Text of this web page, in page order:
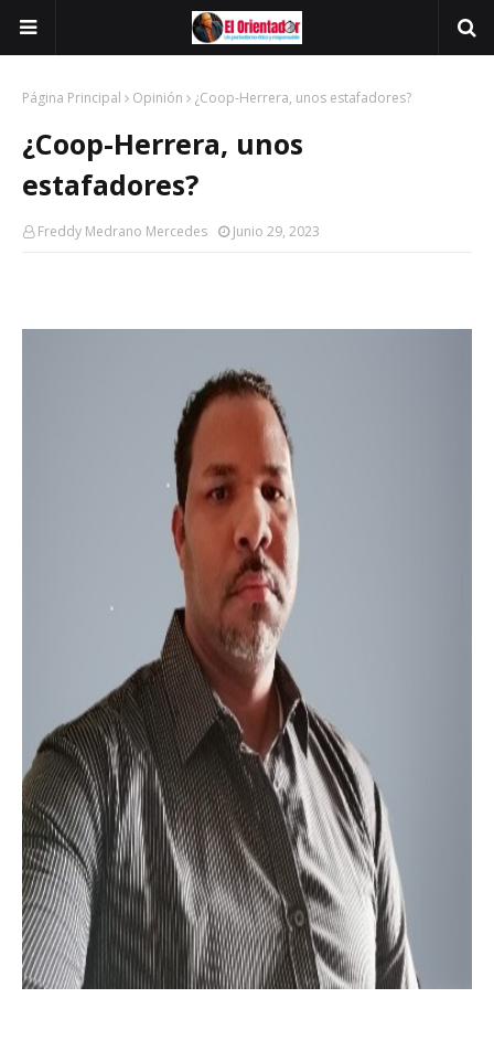
Página Principal Opinión ¿Coop-Herrera, unos estafadores?
¿Coop-Herrera, unos
estafadores?
Freddy Medrano Mercedes Junio 29, 2023